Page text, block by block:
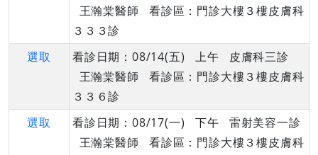
王瀚棠醫師 看診區：門診大樓３樓皮膚科
３３３診
選取
看診日期：08/14(五) 上午 皮膚科三診
王瀚棠醫師 看診區：門診大樓３樓皮膚科
３３６診
選取
看診日期：08/17(一) 下午 雷射美容一診
王瀚棠醫師 看診區：門診大樓３樓皮膚科